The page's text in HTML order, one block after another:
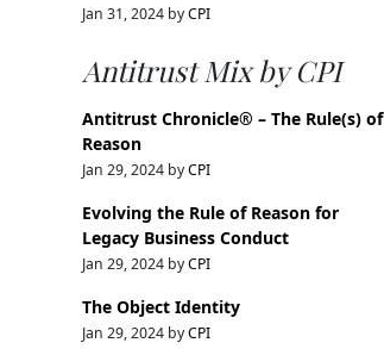
Jan 31, 2024 byCPI
Antitrust Mix by CPI
Antitrust Chronicle® – The Rule(s) of
Reason
Jan 29, 2024 byCPI
Evolving the Rule of Reason for
Legacy Business Conduct
Jan 29, 2024 byCPI
The Object Identity
Jan 29, 2024 byCPI